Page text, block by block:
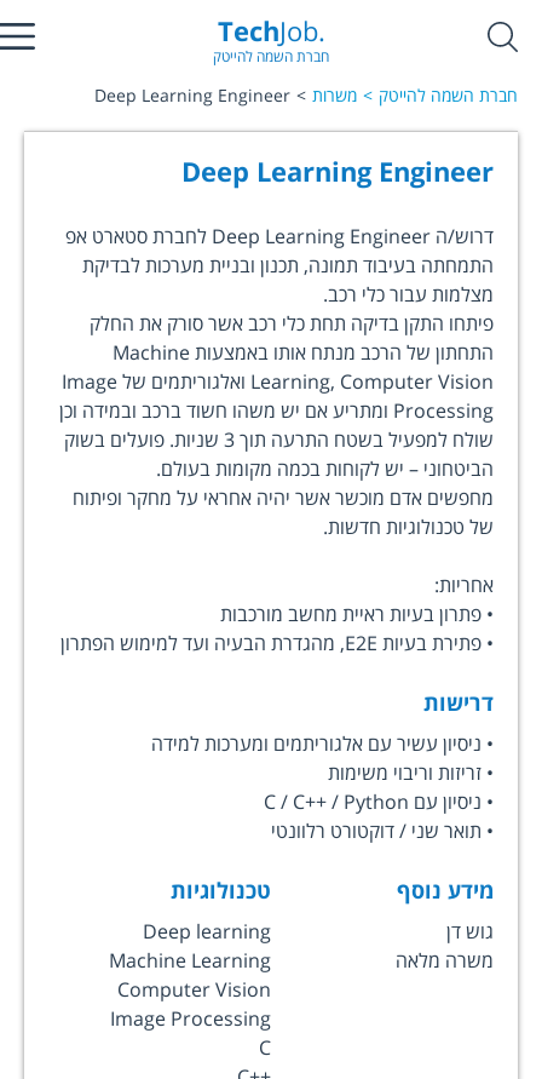
TechJob.
חברת השמה להייטק
חברת השמה להייטק משרות Deep Learning Engineer
Deep Learning Engineer
דרוש/ה Deep Learning Engineer לחברת סטארט אפ
התמחתה בעיבוד תמונה, תכנון ובניית מערכות לבדיקת
מצלמות עבור כלי רכב.
פיתחו התקן בדיקה תחת כלי רכב אשר סורק את החלק
התחתון של הרכב מנתח אותו באמצעות Machine
Learning, Computer Vision ואלגוריתמים של Image
Processing ומתריע אם יש משהו חשוד ברכב ובמידה וכן
שולח למפעיל בשטח התרעה תוך 3 שניות. פועלים בשוק
הביטחוני – יש לקוחות בכמה מקומות בעולם.
מחפשים אדם מוכשר אשר יהיה אחראי על מחקר ופיתוח
של טכנולוגיות חדשות.
אחריות:
• פתרון בעיות ראיית מחשב מורכבות
• פתירת בעיות E2E, מהגדרת הבעיה ועד למימוש הפתרון
דרישות
• ניסיון עשיר עם אלגוריתמים ומערכות למידה
• זריזות וריבוי משימות
• ניסיון עם C / C++ / Python
• תואר שני / דוקטורט רלוונטי
מידע נוסף
גוש דן
משרה מלאה
טכנולוגיות
Deep learning
Machine Learning
Computer Vision
Image Processing
C